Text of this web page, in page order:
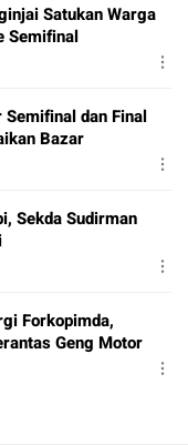
Satukan Warga
Semifinal
dan Final
Bazar
Sekda Sudirman
Forkopimda,
Geng Motor